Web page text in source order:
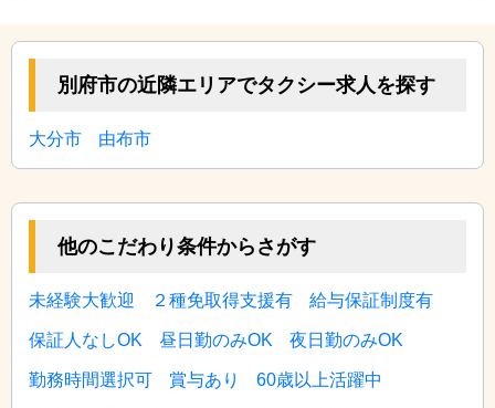
別府市の近隣エリアでタクシー求人を探す
大分市 由布市
他のこだわり条件からさがす
未経験大歓迎 ２種免取得支援有 給与保証制度有
保証人なしOK 昼日勤のみOK 夜日勤のみOK
勤務時間選択可 賞与あり 60歳以上活躍中